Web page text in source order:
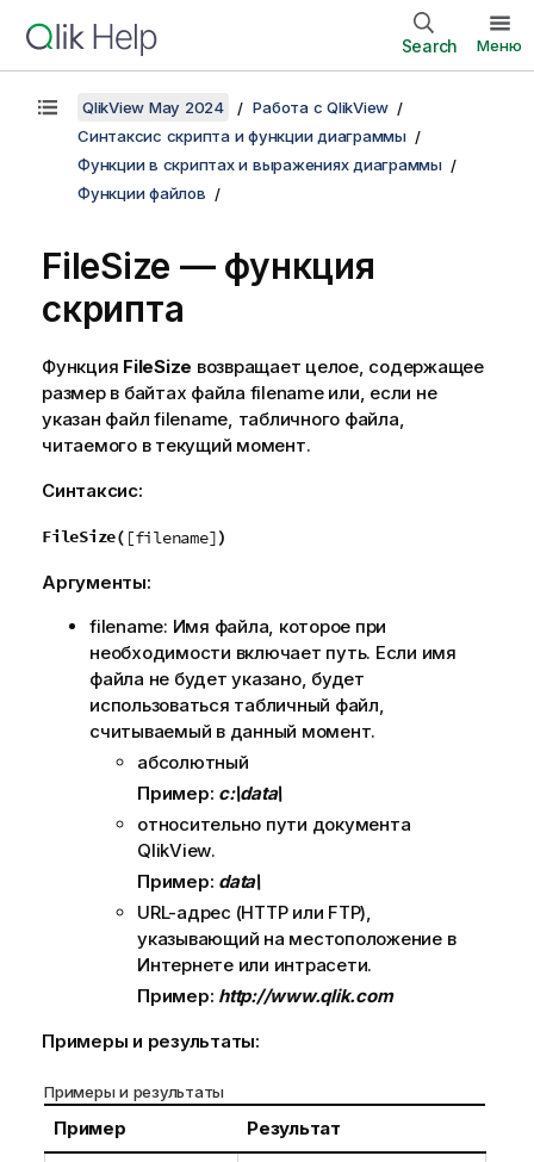
Search Меню
QlikView May 2024
Работа с QlikView
Синтаксис скрипта и функции диаграммы
Функции в скриптах и выражениях диаграммы
Функции файлов
FileSize — функция
скрипта
Функция FileSize возвращает целое, содержащее
размер в байтах файла filenameили, если не
указан файл filename, табличного файла,
читаемого в текущий момент.
Синтаксис:
FileSize( [filename])
Аргументы:
filename: Имя файла, которое при
необходимости включает путь. Если имя
файла не будет указано, будет
использоваться табличный файл,
считываемый в данный момент.
абсолютный
Пример: c:\data\
относительно пути документа
QlikView.
Пример: data\
URL-адрес (HTTPили FTP),
указывающий на местоположение в
Интернете или интрасети.
Пример: http://www.qlik.com
Примеры и результаты:
Примеры и результаты
Пример Результат